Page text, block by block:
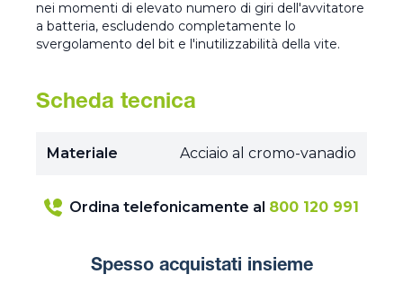
nei momenti di elevato numero di giri dell'avvitatore
a batteria, escludendo completamente lo
svergolamento del bit e l'inutilizzabilità della vite.
Scheda tecnica
Materiale Acciaio al cromo-vanadio
Ordina telefonicamente al 800 120 991
Spesso acquistati insieme